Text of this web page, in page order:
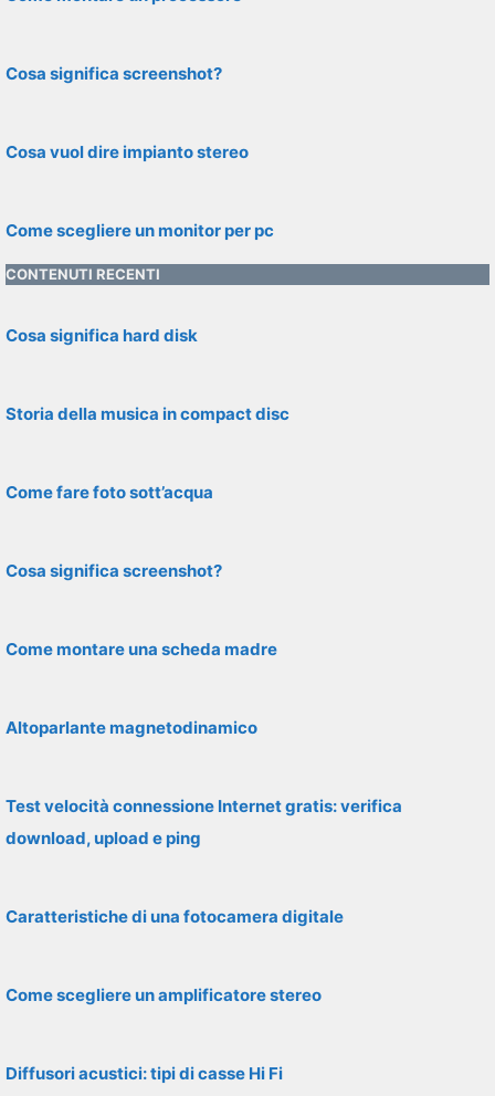
Cosa significa screenshot?
Cosa vuol dire impianto stereo
Come scegliere un monitor per pc
CONTENUTI RECENTI
Cosa significa hard disk
Storia della musica in compact disc
Come fare foto sott’acqua
Cosa significa screenshot?
Come montare una scheda madre
Altoparlante magnetodinamico
Test velocità connessione Internet gratis: verifica
download, upload e ping
Caratteristiche di una fotocamera digitale
Come scegliere un amplificatore stereo
Diffusori acustici: tipi di casse Hi Fi